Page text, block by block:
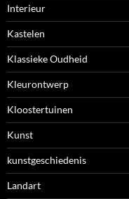
Interieur
Kastelen
Klassieke Oudheid
Kleurontwerp
Kloostertuinen
Kunst
kunstgeschiedenis
Landart